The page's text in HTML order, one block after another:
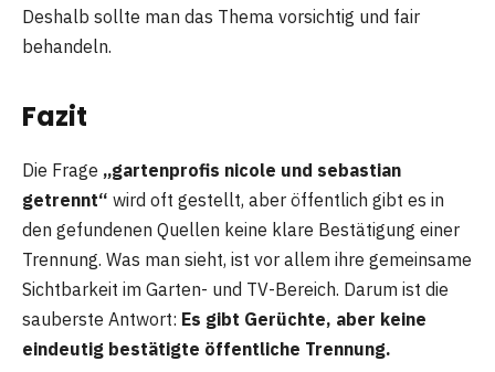
Deshalb sollte man das Thema vorsichtig und fair
behandeln.
Fazit
Die Frage „gartenprofis nicole und sebastian
getrennt“ wird oft gestellt, aber öffentlich gibt es in
den gefundenen Quellen keine klare Bestätigung einer
Trennung. Was man sieht, ist vor allem ihre gemeinsame
Sichtbarkeit im Garten- und TV-Bereich. Darum ist die
sauberste Antwort: Es gibt Gerüchte, aber keine
eindeutig bestätigte öffentliche Trennung.